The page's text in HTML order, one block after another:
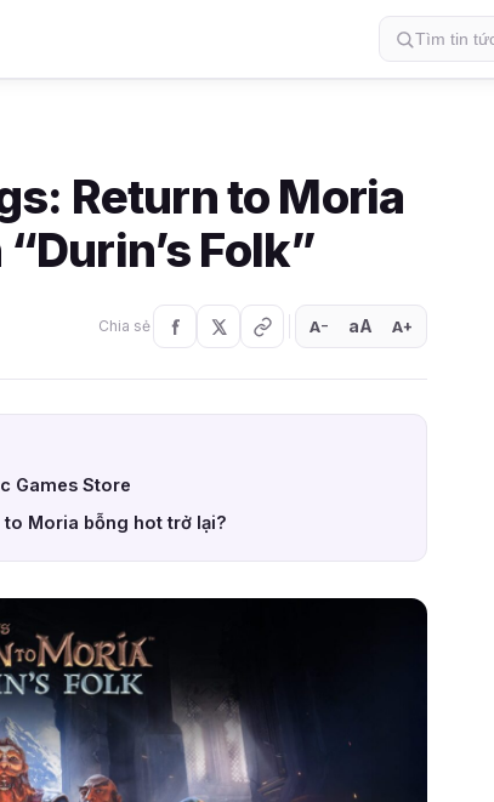
Return to Moria
Folk”
Chia sẻ A− aA A+
Games Store
Moria bỗng hot trở lại?